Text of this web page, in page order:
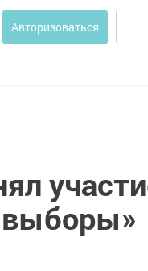
Авторизоваться